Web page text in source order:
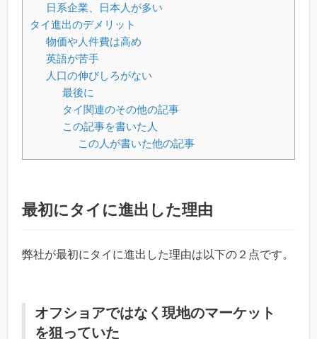
日系企業、日本人が多い
タイ進出のデメリット
物価や人件費は高め
英語が苦手
人口の伸びしろがない
最後に
タイ関連のその他の記事
この記事を書いた人
この人が書いた他の記事
最初にタイに進出した理由
弊社が最初にタイに進出した理由は以下の２点です。
オフショアではなく現地のマーケット
を狙っていた